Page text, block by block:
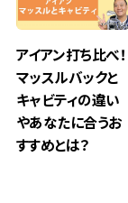
アイアン打ち比べ！
マッスルバックと
キャビティの違い
やあなたに合うお
すすめとは？